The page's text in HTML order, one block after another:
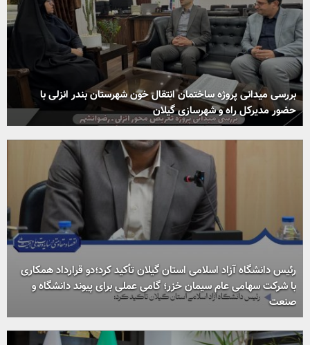
بررسی میدانی پروژه ساختمان انتقال خون شهرستان بندر انزلی با
حضور مدیرکل راه و شهرسازی گیلان
رئیس دانشگاه آزاد اسلامی استان گیلان تأکید کرد؛دو قرارداد همکاری
با شرکت سهامی عام سیمان خزر؛ گامی عملی برای پیوند دانشگاه و
صنعت